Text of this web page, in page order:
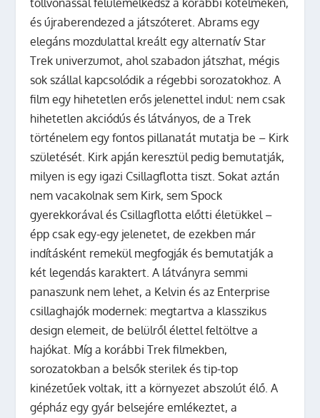
és újraberendezed a játszóteret. Abrams egy
elegáns mozdulattal kreált egy alternatív Star
Trek univerzumot, ahol szabadon játszhat, mégis
sok szállal kapcsolódik a régebbi sorozatokhoz. A
film egy hihetetlen erős jelenettel indul: nem csak
hihetetlen akciódús és látványos, de a Trek
történelem egy fontos pillanatát mutatja be – Kirk
születését. Kirk apján keresztül pedig bemutatják,
milyen is egy igazi Csillagflotta tiszt. Sokat aztán
nem vacakolnak sem Kirk, sem Spock
gyerekkorával és Csillagflotta előtti életükkel –
épp csak egy-egy jelenetet, de ezekben már
indításként remekül megfogják és bemutatják a
két legendás karaktert. A látványra semmi
panaszunk nem lehet, a Kelvin és az Enterprise
csillaghajók modernek: megtartva a klasszikus
design elemeit, de belülről élettel feltöltve a
hajókat. Míg a korábbi Trek filmekben,
sorozatokban a belsők sterilek és tip-top
kinézetűek voltak, itt a környezet abszolút élő. A
gépház egy gyár belsejére emlékeztet, a